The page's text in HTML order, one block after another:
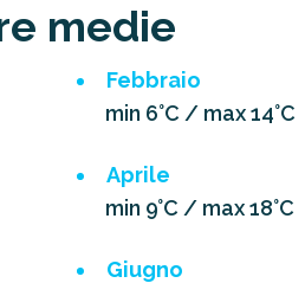
medie
Febbraio
min 6°C / max 14°C
Aprile
min 9°C / max 18°C
Giugno